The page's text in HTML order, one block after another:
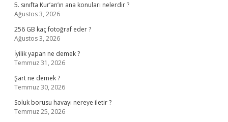
5. sınıfta Kur’an’ın ana konuları nelerdir ?
Ağustos 3, 2026
256 GB kaç fotoğraf eder ?
Ağustos 3, 2026
İyilik yapan ne demek ?
Temmuz 31, 2026
Şart ne demek ?
Temmuz 30, 2026
Soluk borusu havayı nereye iletir ?
Temmuz 25, 2026